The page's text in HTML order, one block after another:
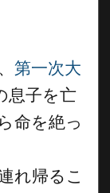
第一次大
息子を亡
命を絶っ
れ帰るこ